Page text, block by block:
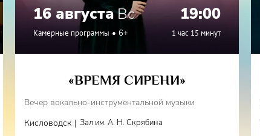
16 августаВс 19:00
Камерные программы 6+ 1 час 15 минут
«ВРЕМЯ СИРЕНИ»
Вечер вокально-инструментальной музыки
Кисловодск | Зал им. А. Н. Скрябина